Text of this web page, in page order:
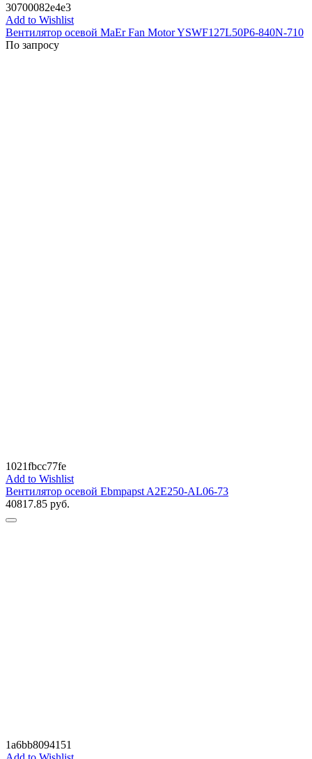
30700082e4e3
Add to Wishlist
Вентилятор осевой MaEr Fan Motor YSWF127L50P6-840N-710
По запросу
1021fbcc77fe
Add to Wishlist
Вентилятор осевой Ebmpapst A2E250-AL06-73
40817.85 руб.
1a6bb8094151